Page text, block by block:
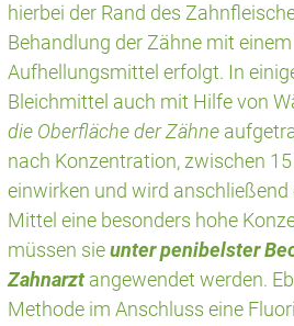
hierbei der Rand des
Behandlung der Zähne mit
Aufhellungsmittel erfolgt. In
Bleichmittel auch mit Hilfe von
die Oberfläche der Zähne
nach Konzentration, zwischen
einwirken und wird anschließend
Mittel eine besonders hohe
müssen sieunter penibelster
Zahnarztangewendet werden.
Methode im Anschluss eine